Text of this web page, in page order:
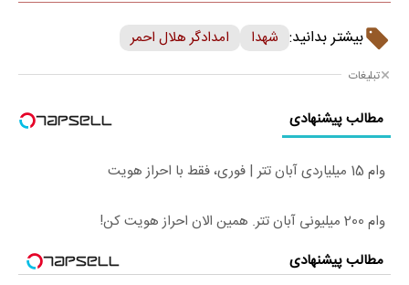
بیشتر بدانید: شهدا امدادگر هلال احمر
تبلیغات
مطالب پیشنهادی
وام 15 میلیاردی آبان تتر | فوری، فقط با احراز هویت
وام 200 میلیونی آبان تتر. همین الان احراز هویت کن!
مطالب پیشنهادی